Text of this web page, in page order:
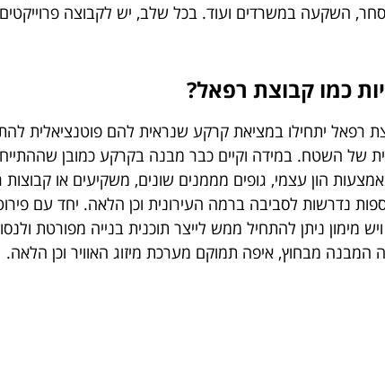
השקעה במשרדים ועוד. בכל שלב, יש לקבוצה פרוייקטים
כמו קבוצת רפאל?
רפאל יתחילו במציאת קרקע שנראית להם פוטנציאלית
של השטח. במידה וקיים כבר מבנה בקרקע כמובן
הון עצמי, גופים מממנים שונים, משקיעים או
נדרשות לסביבה ברמה העירונית וכן הלאה. יחד עם
מימון ניתן להתחיל ממש לייצר תוכנית בנייה מפורטת
המבנה מבחוץ, איפה תמוקם מערכת מיזוג האוויר וכן הלאה.